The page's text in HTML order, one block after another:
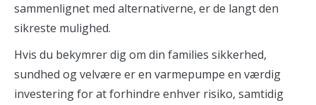
sammenlignet med alternativerne, er de langt den
sikreste mulighed.
Hvis du bekymrer dig om din families sikkerhed,
sundhed og velvære er en varmepumpe en værdig
investering for at forhindre enhver risiko, samtidig